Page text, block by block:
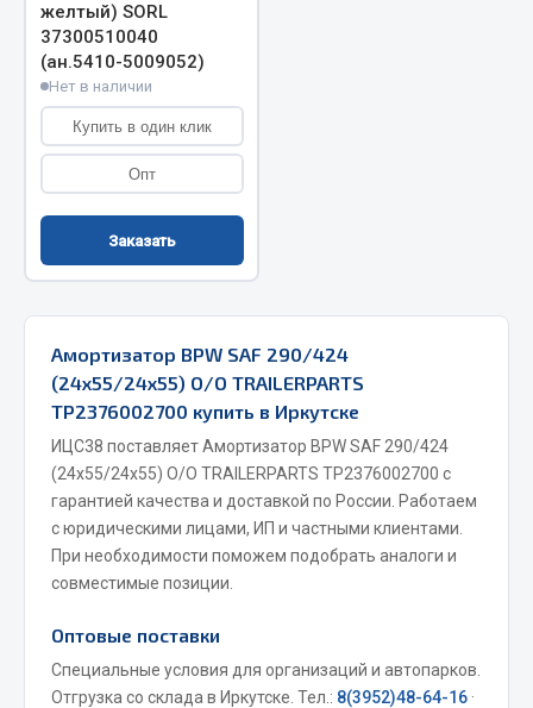
Запчасти КамАЗ
Двигатель
Система питания
Система выпуска газа
Система охлаждения
Сцепление
Коробка передач
Коробка передач ZF
Весь раздел
Запчасти МАЗ
Система питания
Подвеска
Тормозная система
Двери
Электрооборудование
желтый) SORL
37300510040
(ан.5410-5009052)
Нет в наличии
Купить в один клик
Опт
Заказать
Амортизатор BPW SAF 290/424
(24х55/24х55) О/О TRAILERPARTS
TP2376002700 купить в Иркутске
ИЦС38 поставляет Амортизатор BPW SAF 290/424
(24х55/24х55) О/О TRAILERPARTS TP2376002700 с
гарантией качества и доставкой по России. Работаем
с юридическими лицами, ИП и частными клиентами.
При необходимости поможем подобрать аналоги и
совместимые позиции.
Оптовые поставки
Специальные условия для организаций и автопарков.
Отгрузка со склада в Иркутске. Тел.: 8(3952)48-64-16 ·